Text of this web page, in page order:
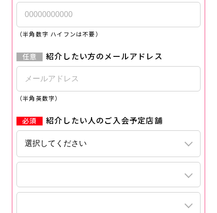
（半角数字 ハイフンは不要）
紹介したい方のメールアドレス
（半角英数字）
紹介したい人のご入会予定店舗